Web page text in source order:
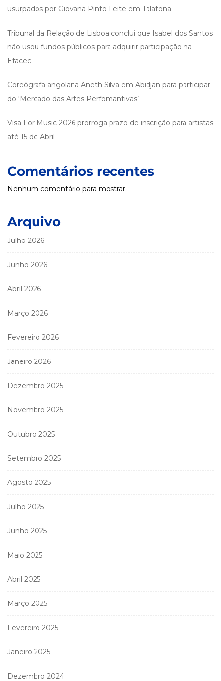
usurpados por Giovana Pinto Leite em Talatona
Tribunal da Relação de Lisboa conclui que Isabel dos Santos
não usou fundos públicos para adquirir participação na
Efacec
Coreógrafa angolana Aneth Silva em Abidjan para participar
do ‘Mercado das Artes Perfomantivas’
Visa For Music 2026 prorroga prazo de inscrição para artistas
até 15 de Abril
Comentários recentes
Nenhum comentário para mostrar.
Arquivo
Julho 2026
Junho 2026
Abril 2026
Março 2026
Fevereiro 2026
Janeiro 2026
Dezembro 2025
Novembro 2025
Outubro 2025
Setembro 2025
Agosto 2025
Julho 2025
Junho 2025
Maio 2025
Abril 2025
Março 2025
Fevereiro 2025
Janeiro 2025
Dezembro 2024